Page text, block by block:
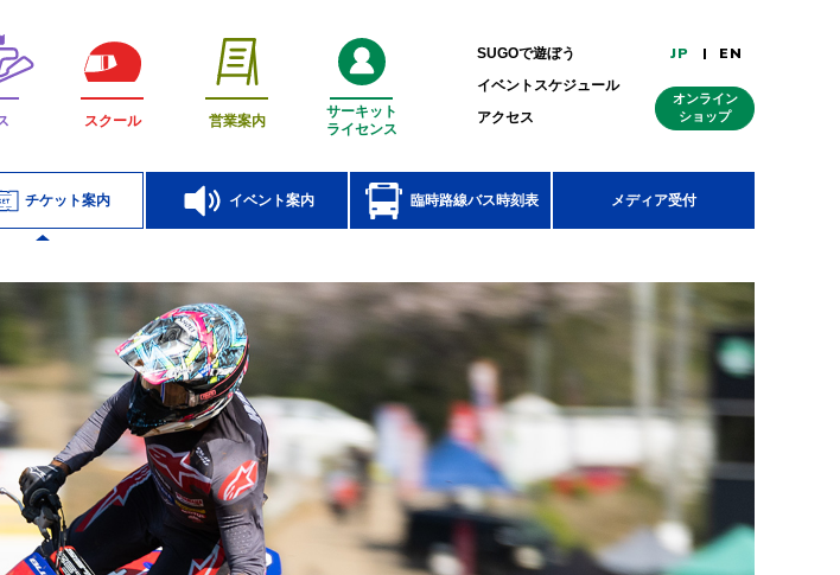
スクール 営業案内
サーキット
ライセンス
SUGOで遊ぼう
イベントスケジュール
アクセス
JP EN
オンライン
ショップ外
部
チケット案内 イベント案内 臨時路線バス時刻表 メディア受付